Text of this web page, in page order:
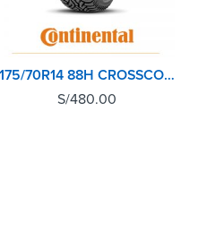
175/70R14 88H CROSSCONTACT AT CONTINENTAL
S/480.00